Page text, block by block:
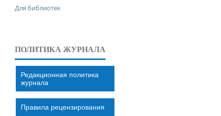
Для библиотек
ПОЛИТИКА ЖУРНАЛА
Редакционная политика
журнала
Правила рецензирования